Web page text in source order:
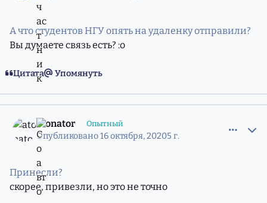
А что студентов НГУ опять на удаленку отправили?
Вы думаете связь есть? :o
Цитата Упомянуть
atonator Опытный
Опубликовано16 октября, 20205 г.
Принесли?
скорее, привезли, но это не точно